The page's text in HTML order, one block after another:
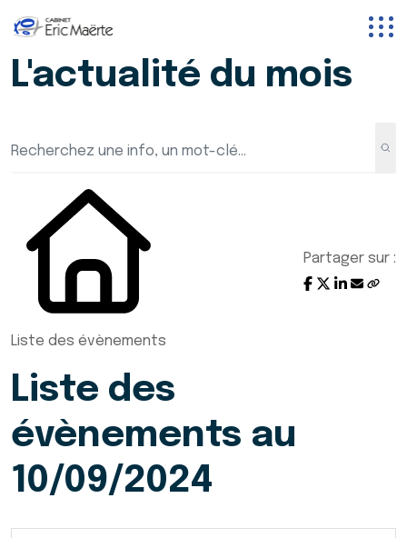
L'actualité du mois
Liste des évènements
Partager sur :
Liste des
évènements au
10/09/2024